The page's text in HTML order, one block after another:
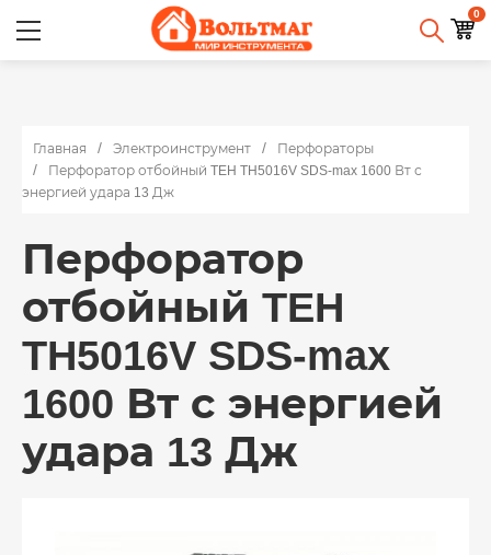
0
Главная Электроинструмент
Перфораторы
Перфоратор отбойный TEH TH5016V SDS-max 1600 Вт с
энергией удара 13 Дж
Перфоратор
отбойный TEH
TH5016V SDS-max
1600 Вт с энергией
удара 13 Дж